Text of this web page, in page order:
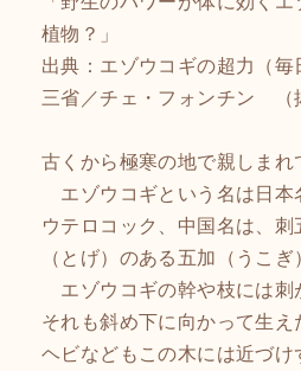
植物？」
出典：エゾウコギの超力（
三省／チェ・フォンチン （
古くから極寒の地で親しまれ
エゾウコギという名は日本
ウテロコック、中国名は、
（とげ）のある五加（うこぎ
エゾウコギの幹や枝には刺
それも斜め下に向かって生
ヘビなどもこの木には近づけ